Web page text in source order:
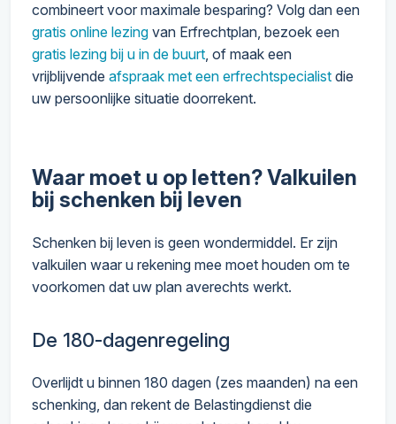
combineert voor maximale besparing? Volg dan een
gratis online lezing van Erfrechtplan, bezoek een
gratis lezing bij u in de buurt, of maak een
vrijblijvende afspraak met een erfrechtspecialist die
uw persoonlijke situatie doorrekent.
Waar moet u op letten? Valkuilen
bij schenken bij leven
Schenken bij leven is geen wondermiddel. Er zijn
valkuilen waar u rekening mee moet houden om te
voorkomen dat uw plan averechts werkt.
De 180-dagenregeling
Overlijdt u binnen 180 dagen (zes maanden) na een
schenking, dan rekent de Belastingdienst die